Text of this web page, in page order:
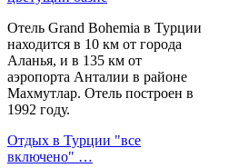
Отель Grand Вohemia в Турции
находится в 10 км от города
Аланья, и в 135 км от
аэропорта Анталии в районе
Махмутлар. Отель построен в
1992 году.
Отдых в Турции "все
включено" …